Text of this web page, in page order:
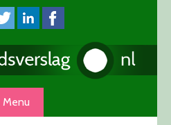
Menu